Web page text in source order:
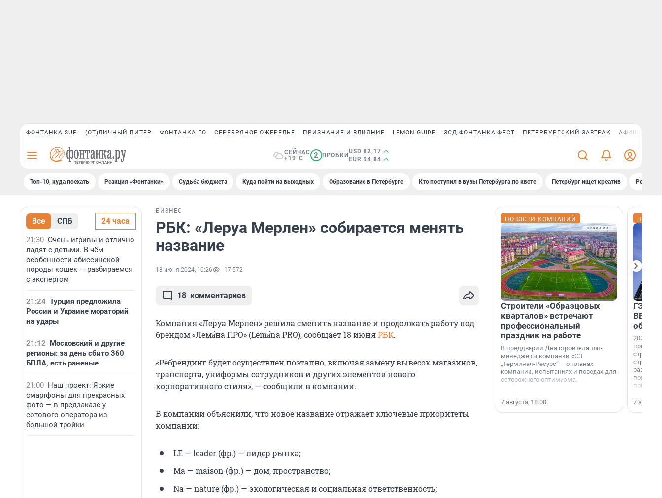
ФОНТАНКА SUP (ОТ)ЛИЧНЫЙ ПИТЕР ФОНТАНКА ГО СЕРЕБРЯНОЕ ОЖЕРЕЛЬЕ ПРИЗНАНИЕ И ВЛИЯНИЕ LEMON GUIDE ЗСД ФОНТАНКА ФЕСТ ПЕТЕРБУРГСКИЙ ЗАВТРАК АФИША PLUS
СЕЙЧАС
+19°C
2 ПРОБКИ
USD 82,17
EUR 94,84
Топ-10, куда поехать Реакция «Фонтанки» Судьба бюджета Куда пойти на выходных Образование в Петербурге Кто поступил в вузы Петербурга по квоте Петербург ищет креатив
Все СПБ 24 часа
21:30 Очень игривы и отлично
ладят с детьми. В чём
особенности абиссинской
породы кошек — разбираемся
с экспертом
21:24 Турция предложила
России и Украине мораторий
на удары
21:12 Московский и другие
регионы: за день сбито 360
БПЛА, есть раненые
21:00 Наш проект: Яркие
смартфоны для прекрасных
фото — в предзаказе у
сотового оператора из
большой тройки
БИЗНЕС
РБК: «Леруа Мерлен» собирается менять
название
18 июня 2024, 10:26 17 572
18 комментариев
Компания «Леруа Мерлен» решила сменить название и продолжать работу под
брендом «Лема́на ПРО» (Lemа́na PRO), сообщает 18 июняРБК.
«Ребрендинг будет осуществлен поэтапно, включая замену вывесок магазинов,
транспорта, униформы сотрудников и других элементов нового
корпоративного стиля», — сообщили в компании.
В компании объяснили, что новое название отражает ключевые приоритеты
компании:
LE — leader (фр.) — лидер рынка;
Ma — maison (фр.) — дом, пространство;
Na — nature (фр.) — экологическая и социальная ответственность;
НОВОСТИ КОМПАНИЙ
Строители «Образцовых
кварталов» встречают
профессиональный
праздник на работе
В преддверии Дня строителя топ-
менеджеры компании «СЗ
„Терминал-Ресурс“ — о планах
компании, испытаниях и поводах для
осторожного оптимизма.
7 августа, 18:00
ГЭС,
ВВП: в
об
2026-й —
раз. В
7